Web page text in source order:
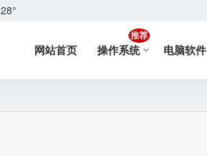
28°
网站首页 操作系统
推荐
电脑软件